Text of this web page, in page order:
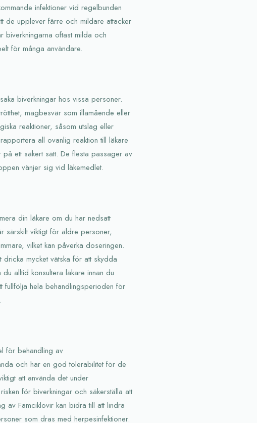
infektioner vid regelbunden
de upplever färre och mildare attacker
biverkningarna oftast milda och
för många användare.
biverkningar hos vissa personer.
magbesvär som illamående eller
reaktioner, såsom utslag eller
all ovanlig reaktion till läkare
ett säkert sätt. De flesta passager av
vänjer sig vid läkemedlet.
din läkare om du har nedsatt
särskilt viktigt för äldre personer,
vilket kan påverka doseringen.
mycket vätska för att skydda
alltid konsultera läkare innan du
fullfölja hela behandlingsperioden för
för behandling av
och har en god tolerabilitet för de
att använda det under
för biverkningar och säkerställa att
av Famciklovir kan bidra till att lindra
som dras med herpesinfektioner.